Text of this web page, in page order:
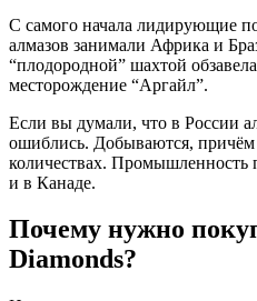
С самого начала лидирующие
алмазов занимали Африка и
“плодородной” шахтой
месторождение “Аргайл”.
Если вы думали, что в России
ошиблись. Добываются,
количествах. Промышленность
и в Канаде.
Почему нужно
Diamonds?